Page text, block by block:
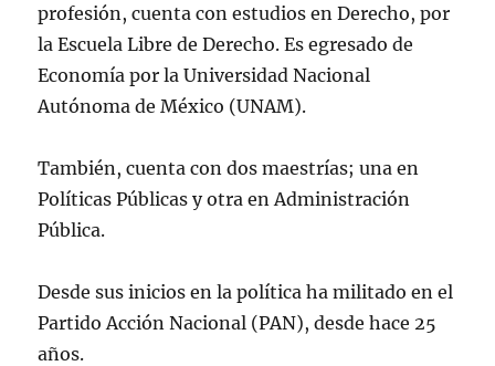
profesión, cuenta con estudios en Derecho, por
la Escuela Libre de Derecho. Es egresado de
Economía por la Universidad Nacional
Autónoma de México (UNAM).
También, cuenta con dos maestrías; una en
Políticas Públicas y otra en Administración
Pública.
Desde sus inicios en la política ha militado en el
Partido Acción Nacional (PAN), desde hace 25
años.